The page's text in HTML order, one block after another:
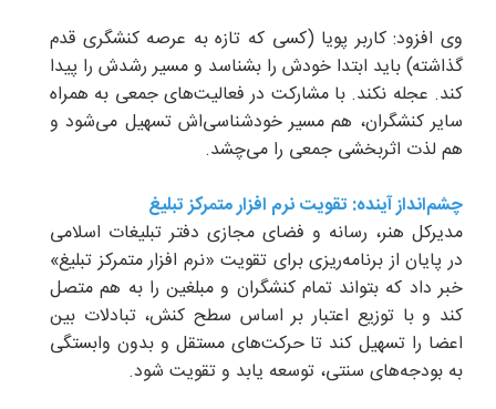
وی افزود: کاربر پویا (کسی که تازه به عرصه کنشگری قدم
گذاشته) باید ابتدا خودش را بشناسد و مسیر رشدش را پیدا
کند. عجله نکند. با مشارکت در فعالیت‌های جمعی به همراه
سایر کنشگران، هم مسیر خودشناسی‌اش تسهیل می‌شود و
هم لذت اثربخشی جمعی را می‌چشد.
چشم‌انداز آینده: تقویت نرم افزار متمرکز تبلیغ
مدیرکل هنر، رسانه و فضای مجازی دفتر تبلیغات اسلامی
در پایان از برنامه‌ریزی برای تقویت «نرم افزار متمرکز تبلیغ»
خبر داد که بتواند تمام کنشگران و مبلغین را به هم متصل
کند و با توزیع اعتبار بر اساس سطح کنش، تبادلات بین
اعضا را تسهیل کند تا حرکت‌های مستقل و بدون وابستگی
به بودجه‌های سنتی، توسعه یابد و تقویت شود.